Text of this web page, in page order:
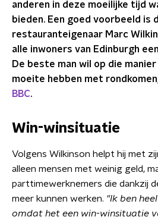
anderen in deze moeilijke tijd
bieden. Een goed voorbeeld is
restauranteigenaar Marc
alle inwoners van Edinburgh
De beste man wil op die
moeite hebben met
BBC.
Win-winsituatie
Volgens Wilkinson helpt hij met
alleen mensen met weinig geld,
parttimewerknemers die dankzij
meer kunnen werken. "Ik ben
omdat het een win-winsituatie